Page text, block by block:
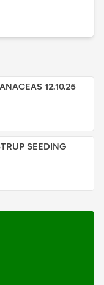
12.10.25
SEEDING